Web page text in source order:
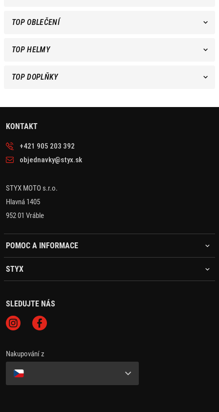
TOP OBLEČENÍ
TOP HELMY
TOP DOPLŇKY
KONTAKT
+421 905 203 392
objednavky@styx.sk
STYX MOTO s.r.o.
Hlavná 1405
952 01 Vráble
POMOC A INFORMACE
STYX
SLEDUJTE NÁS
Nakupování z